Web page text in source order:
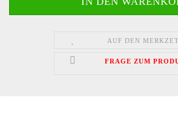
AUF DEN
FRAGE ZUM